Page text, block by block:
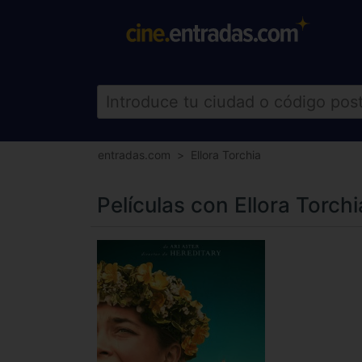
entradas.com Ellora Torchia
Películas con Ellora